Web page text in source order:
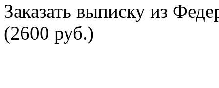
Заказать выписку из
(2600 руб.)